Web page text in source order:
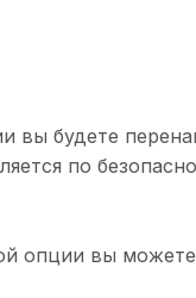
вы будете
по
опции вы